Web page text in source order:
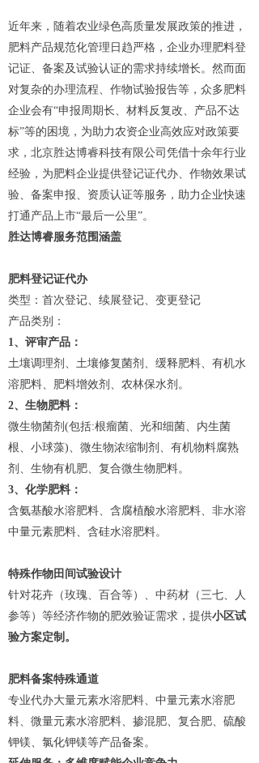
近年来，随着农业绿色高质量发展政策的推进，
肥料产品规范化管理日趋严格，企业办理肥料登
记证、备案及试验认证的需求持续增长。然而面
对复杂的办理流程、作物试验报告等，众多肥料
企业会有“申报周期长、材料反复改、产品不达
标”等的困境，为助力农资企业高效应对政策要
求，北京胜达博睿科技有限公司凭借十余年行业
经验，为肥料企业提供登记证代办、作物效果试
验、备案申报、资质认证‌等服务，助力企业快速
打通产品上市“最后一公里”。
胜达博睿服务范围涵盖
肥料登记证代办
类型：首次登记、续展登记、变更登记
产品类别：
1 、评审产品：
土壤调理剂、土壤修复菌剂、缓释肥料、有机水
溶肥料、肥料增效剂、农林保水剂。
2、生物肥料：
微生物菌剂(包括:根瘤菌、光和细菌、内生菌
根、小球藻)、微生物浓缩制剂、有机物料腐熟
剂、生物有机肥、复合微生物肥料。
3、化学肥料：
含氨基酸水溶肥料、含腐植酸水溶肥料、非水溶
中量元素肥料、含硅水溶肥料。
特殊作物田间试验设计
针对花卉（玫瑰、百合等）、中药材（三七、人
参等）等经济作物的肥效验证需求，提供小区试
验方案定制。
肥料备案特殊通道
专业代办大量元素水溶肥料、中量元素水溶肥
料、微量元素水溶肥料、掺混肥、复合肥、硫酸
钾镁、氯化钾镁等产品备案。